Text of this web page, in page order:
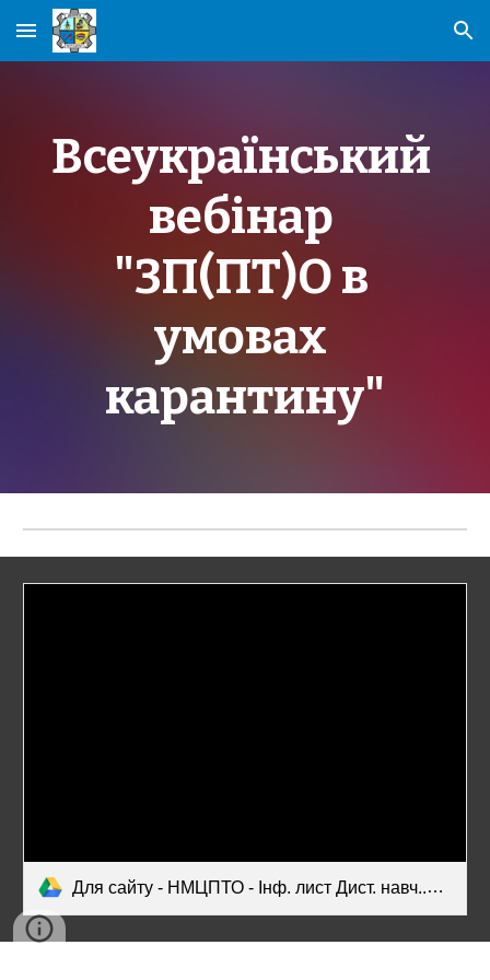
Skip to main content Skip to navigation
Всеукраїнський
вебінар
"ЗП(ПТ)О в
умовах
карантину"
Для сайту - НМЦПТО - Інф. лист Дист. навч..docx